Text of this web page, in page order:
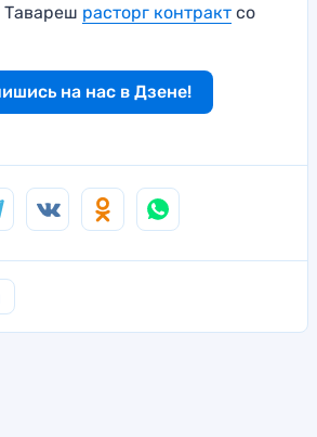
расторг контракт со
на нас в Дзене!